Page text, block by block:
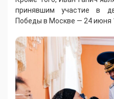
принявшим участие в
Победы в Москве — 24 июня